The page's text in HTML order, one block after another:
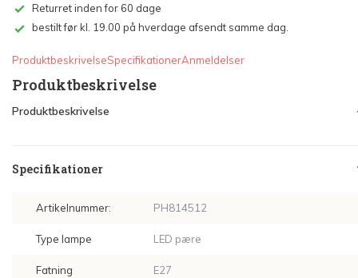
Returret inden for 60 dage
bestilt før kl. 19.00 på hverdage afsendt samme dag.
ProduktbeskrivelseSpecifikationerAnmeldelser
Produktbeskrivelse
Produktbeskrivelse
Specifikationer
Artikelnummer: PH814512
Type lampe LED pære
Fatning E27